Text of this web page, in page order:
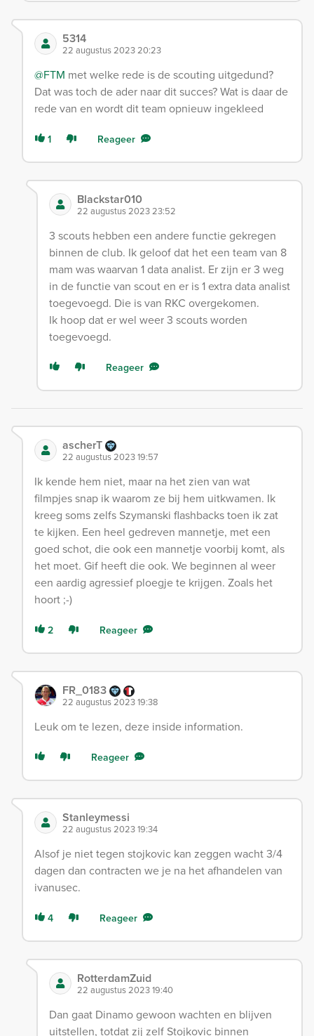
5314
22 augustus 2023 20:23
@FTM met welke rede is de scouting uitgedund?
Dat was toch de ader naar dit succes? Wat is daar de
rede van en wordt dit team opnieuw ingekleed
1 Reageer
Blackstar010
22 augustus 2023 23:52
3 scouts hebben een andere functie gekregen
binnen de club. Ik geloof dat het een team van 8
mam was waarvan 1 data analist. Er zijn er 3 weg
in de functie van scout en er is 1 extra data analist
toegevoegd. Die is van RKC overgekomen.
Ik hoop dat er wel weer 3 scouts worden
toegevoegd.
Reageer
ascherT
22 augustus 2023 19:57
Ik kende hem niet, maar na het zien van wat
filmpjes snap ik waarom ze bij hem uitkwamen. Ik
kreeg soms zelfs Szymanski flashbacks toen ik zat
te kijken. Een heel gedreven mannetje, met een
goed schot, die ook een mannetje voorbij komt, als
het moet. Gif heeft die ook. We beginnen al weer
een aardig agressief ploegje te krijgen. Zoals het
hoort ;-)
2 Reageer
FR_0183
22 augustus 2023 19:38
Leuk om te lezen, deze inside information.
Reageer
Stanleymessi
22 augustus 2023 19:34
Alsof je niet tegen stojkovic kan zeggen wacht 3/4
dagen dan contracten we je na het afhandelen van
ivanusec.
4 Reageer
RotterdamZuid
22 augustus 2023 19:40
Dan gaat Dinamo gewoon wachten en blijven
uitstellen, totdat zij zelf Stojkovic binnen